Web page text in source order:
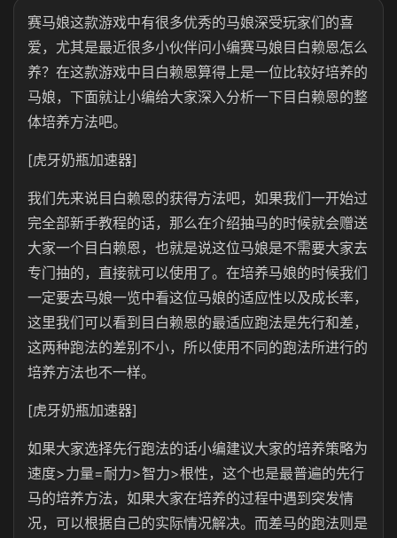
赛马娘这款游戏中有很多优秀的马娘深受玩家们的喜
爱，尤其是最近很多小伙伴问小编赛马娘目白赖恩怎么
养？在这款游戏中目白赖恩算得上是一位比较好培养的
马娘，下面就让小编给大家深入分析一下目白赖恩的整
体培养方法吧。
[虎牙奶瓶加速器]
我们先来说目白赖恩的获得方法吧，如果我们一开始过
完全部新手教程的话，那么在介绍抽马的时候就会赠送
大家一个目白赖恩，也就是说这位马娘是不需要大家去
专门抽的，直接就可以使用了。在培养马娘的时候我们
一定要去马娘一览中看这位马娘的适应性以及成长率，
这里我们可以看到目白赖恩的最适应跑法是先行和差，
这两种跑法的差别不小，所以使用不同的跑法所进行的
培养方法也不一样。
[虎牙奶瓶加速器]
如果大家选择先行跑法的话小编建议大家的培养策略为
速度>力量=耐力>智力>根性，这个也是最普遍的先行
马的培养方法，如果大家在培养的过程中遇到突发情
况，可以根据自己的实际情况解决。而差马的跑法则是